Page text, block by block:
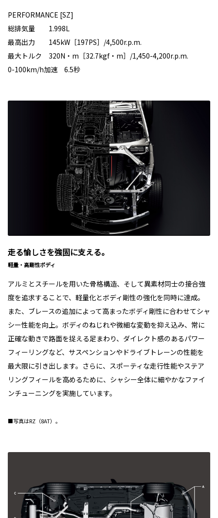
PERFORMANCE [SZ]
総排気量 1.998L
最高出力 145kW［197PS］/4,500r.p.m.
最大トルク 320N・m［32.7kgf・m］/1,450-4,200r.p.m.
0-100km/h加速 6.5秒
走る愉しさを強固に支える。
軽量・高剛性ボディ
アルミとスチールを用いた骨格構造、そして異素材同士の接合強
度を追求することで、軽量化とボディ剛性の強化を同時に達成。
また、ブレースの追加によって高まったボディ剛性に合わせてシャ
シー性能を向上。ボディのねじれや微細な変動を抑え込み、常に
正確な動きで路面を捉える足まわり、ダイレクト感のあるパワー
フィーリングなど、サスペンションやドライブトレーンの性能を
最大限に引き出します。さらに、スポーティな走行性能やステア
リングフィールを高めるために、シャシー全体に細やかなファイ
ンチューニングを実施しています。
■写真はRZ（8AT）。